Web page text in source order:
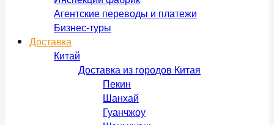
Агентские переводы и платежи
Бизнес-туры
Доставка
Китай
Доставка из городов Китая
Пекин
Шанхай
Гуанчжоу